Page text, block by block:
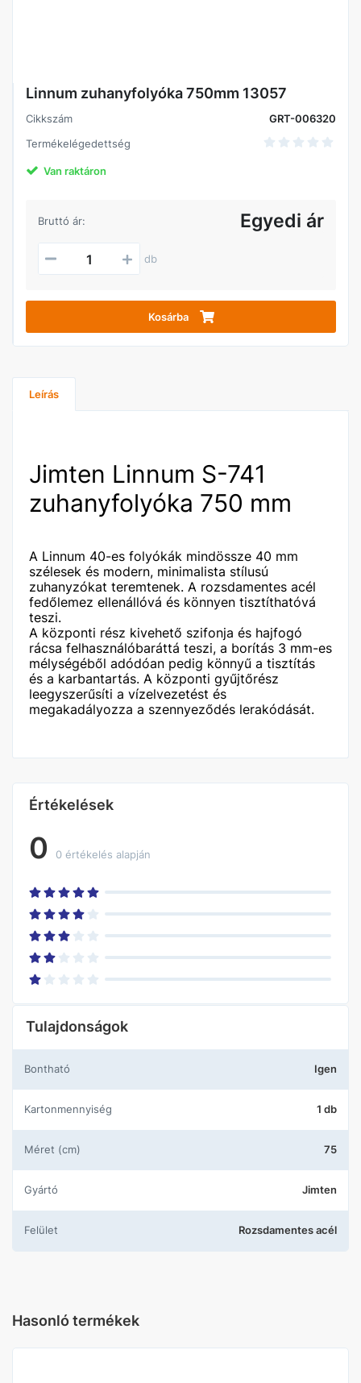
Linnum zuhanyfolyóka 750mm 13057
Cikkszám
GRT-006320
Termékelégedettség
Van raktáron
Bruttó ár: Egyedi ár
db
Kosárba
Leírás
Jimten Linnum S-741
zuhanyfolyóka 750 mm
A Linnum 40-es folyókák mindössze 40 mm
szélesek és modern, minimalista stílusú
zuhanyzókat teremtenek. A rozsdamentes acél
fedőlemez ellenállóvá és könnyen tisztíthatóvá
teszi.
A központi rész kivehető szifonja és hajfogó
rácsa felhasználóbaráttá teszi, a borítás 3 mm-es
mélységéből adódóan pedig könnyű a tisztítás
és a karbantartás. A központi gyűjtőrész
leegyszerűsíti a vízelvezetést és
megakadályozza a szennyeződés lerakódását.
Értékelések
0 0 értékelés alapján
Tulajdonságok
Bontható Igen
Kartonmennyiség 1 db
Méret (cm) 75
Gyártó Jimten
Felület Rozsdamentes acél
Hasonló termékek